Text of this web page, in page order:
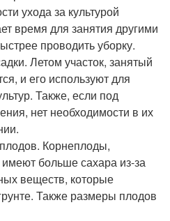
ухода за культурой
время для занятия другими
проводить уборку.
Летом участок, занятый
и его используют для
Также, если под
нет необходимости в их
Корнеплоды,
больше сахара из-за
веществ, которые
Также размеры плодов